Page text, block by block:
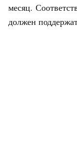
месяц.
должен